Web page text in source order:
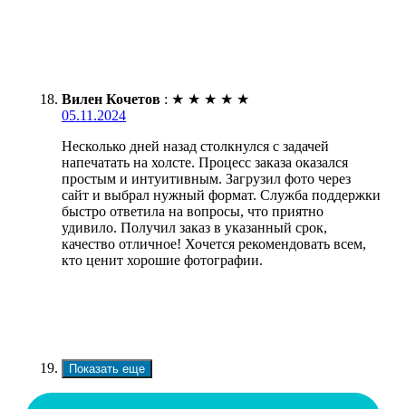
Вилен Кочетов : ★ ★ ★ ★ ★
05.11.2024
Несколько дней назад столкнулся с задачей
напечатать на холсте. Процесс заказа оказался
простым и интуитивным. Загрузил фото через
сайт и выбрал нужный формат. Служба поддержки
быстро ответила на вопросы, что приятно
удивило. Получил заказ в указанный срок,
качество отличное! Хочется рекомендовать всем,
кто ценит хорошие фотографии.
Показать еще